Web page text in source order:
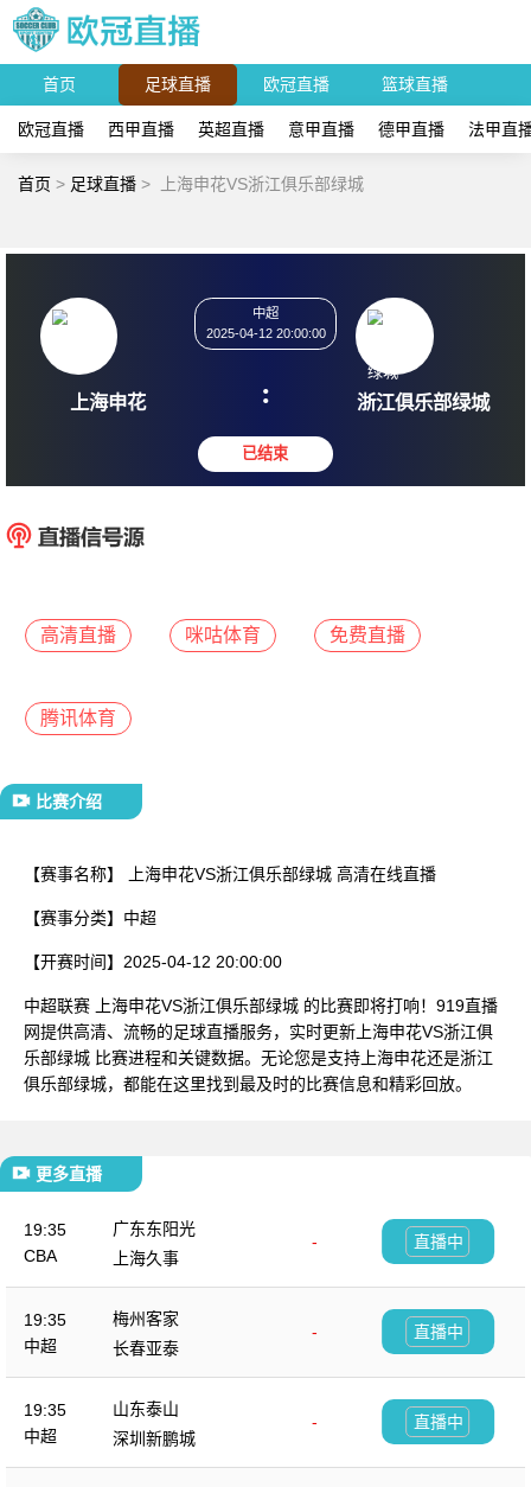
首页 足球直播 欧冠直播 篮球直播
欧冠直播 西甲直播 英超直播 意甲直播 德甲直播 法甲直
首页 > 足球直播 > 上海申花VS浙江俱乐部绿城
上海申花
2025-04-12 20:00:00
: 浙江俱
高清直播 咪咕体育 免费直播
腾讯体育
比赛介绍
【赛事名称】 上海申花VS浙江俱乐部绿城 高清在线直播
【赛事分类】 中超
【开赛时间】 2025-04-12 20:00:00
中超联赛 上海申花VS浙江俱乐部绿城 的比赛即将打响！919直播
网提供高清、流畅的足球直播服务，实时更新上海申花VS浙江俱
乐部绿城 比赛进程和关键数据。无论您是支持上海申花还是浙江
俱乐部绿城，都能在这里找到最及时的比赛信息和精彩回放。
更多直播
19:35
CBA
广东东阳光
-
上海久事
直播中
19:35
中超
梅州客家
-
长春亚泰
直播中
19:35
中超
山东泰山
-
深圳新鹏城
直播中